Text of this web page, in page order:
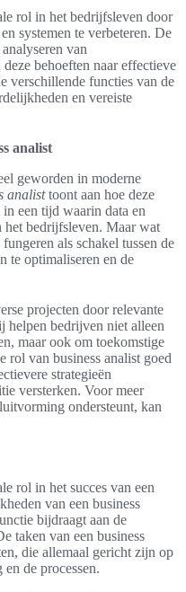
rol in het bedrijfsleven door
systemen te verbeteren. De
van
behoeften naar effectieve
verschillende functies van de
en vereiste
analist
geworden in moderne
analisttoont aan hoe deze
een tijd waarin data en
het bedrijfsleven. Maar wat
als schakel tussen de
te optimaliseren en de
projecten door relevante
helpen bedrijven niet alleen
maar ook om toekomstige
rol van business analist goed
strategieën
versterken. Voor meer
ondersteunt, kan
rol in het succes van een
van een business
bijdraagt aan de
taken van een business
die allemaal gericht zijn op
de processen.